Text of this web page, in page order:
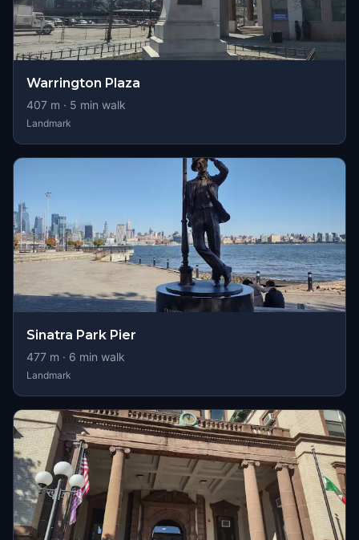
Warrington Plaza
407 m · 5 min walk
Landmark
Sinatra Park Pier
477 m · 6 min walk
Landmark